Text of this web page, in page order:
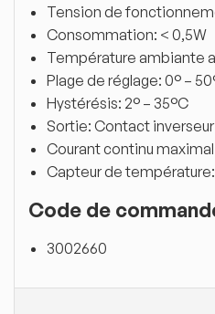
Tension de
Consommation: < 0,5W
Température ambiante
Plage de réglage: 0° –
Hystérésis: 2° – 35°C
Sortie: Contact inverseur
Courant continu
Capteur de température:
Code de
3002660